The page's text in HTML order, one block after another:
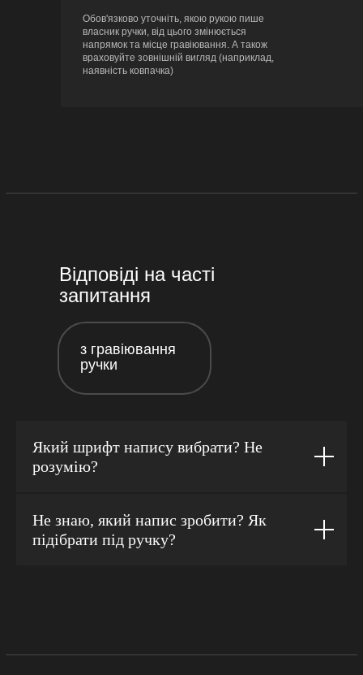
Обов'язково уточніть, якою рукою пише
власник ручки, від цього змінюється
напрямок та місце гравіювання. А також
враховуйте зовнішній вигляд (наприклад,
наявність ковпачка)
з гравіювання
ручки
Відповіді на часті
запитання
Який шрифт напису вибрати? Не
розумію?
Не знаю, який напис зробити? Як
підібрати під ручку?